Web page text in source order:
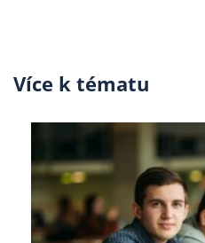
Více k tématu